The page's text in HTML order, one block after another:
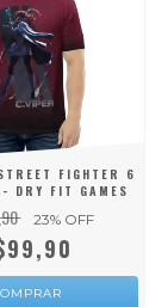
FIGHTER 6
DRY FIT GAMES
23% OFF